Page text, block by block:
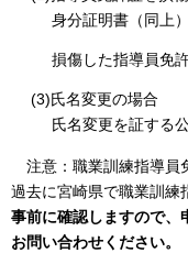
身分証明書（同上
損傷した指導員免
(3)氏名変更の場合
氏名変更を証する
注意 ：職業訓練指導員
過去に宮崎県で職業訓練
事前に確認しますので、
お問い合わせください。